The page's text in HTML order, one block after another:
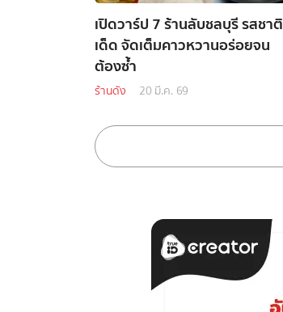
เปิดวาร์ป 7 ร้านลับชลบุรี รสชาติ
เด็ด จัดเต็มคาวหวานอร่อยจน
ต้องซ้ำ
ร้านดัง 20 มี.ค. 69